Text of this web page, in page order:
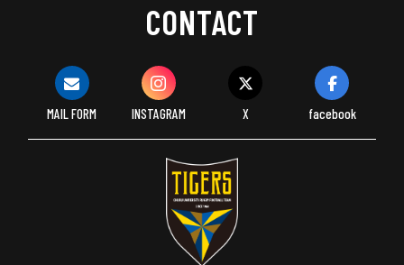
CONTACT
MAIL FORM INSTAGRAM X facebook